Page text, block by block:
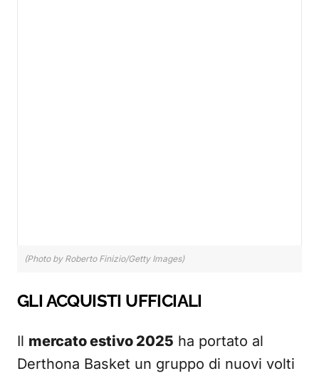
(Photo by Roberto Finizio/Getty Images)
GLI ACQUISTI UFFICIALI
Il mercato estivo 2025 ha portato al
Derthona Basket un gruppo di nuovi volti